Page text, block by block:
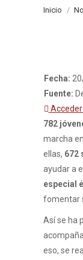
Estás aquí:
Inicio
Fecha:
Fuente:
782
marcha
ellas, 672
ayudar a
especial
fomentar
Así se ha
eso, se